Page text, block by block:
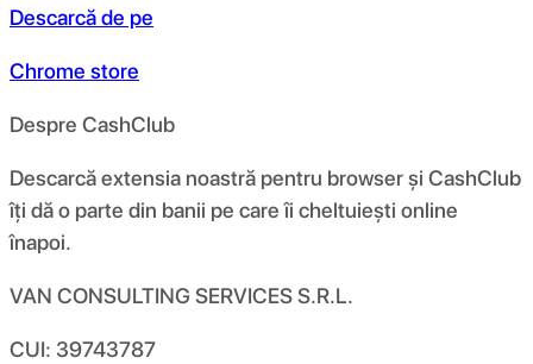
Descarcă de pe
Chrome store
Despre CashClub
Descarcă extensia noastră pentru browser și CashClub
îți dă o parte din banii pe care îi cheltuiești online
înapoi.
VAN CONSULTING SERVICES S.R.L.
CUI: 39743787